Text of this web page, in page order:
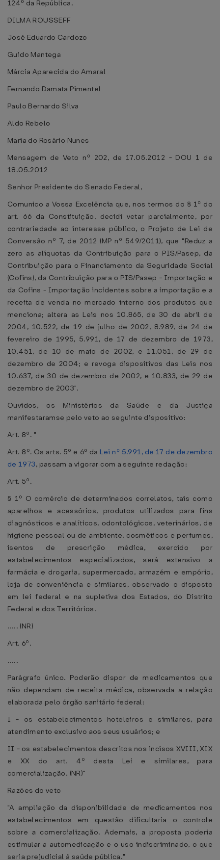
124º da República.
DILMA ROUSSEFF
José Eduardo Cardozo
Guido Mantega
Márcia Aparecida do Amaral
Fernando Damata Pimentel
Paulo Bernardo Silva
Aldo Rebelo
Maria do Rosário Nunes
Mensagem de Veto nº 202, de 17.05.2012 - DOU 1 de
18.05.2012
Senhor Presidente do Senado Federal,
Comunico a Vossa Excelência que, nos termos do § 1º do
art. 66 da Constituição, decidi vetar parcialmente, por
contrariedade ao interesse público, o Projeto de Lei de
Conversão nº 7, de 2012 (MP nº 549/2011), que "Reduz a
zero as alíquotas da Contribuição para o PIS/Pasep, da
Contribuição para o Financiamento da Seguridade Social
(Cofins), da Contribuição para o PIS/Pasep - Importação e
da Cofins - Importação incidentes sobre a importação e a
receita de venda no mercado interno dos produtos que
menciona; altera as Leis nos 10.865, de 30 de abril de
2004, 10.522, de 19 de julho de 2002, 8.989, de 24 de
fevereiro de 1995, 5.991, de 17 de dezembro de 1973,
10.451, de 10 de maio de 2002, e 11.051, de 29 de
dezembro de 2004; e revoga dispositivos das Leis nos
10.637, de 30 de dezembro de 2002, e 10.833, de 29 de
dezembro de 2003".
Ouvidos, os Ministérios da Saúde e da Justiça
manifestaramse pelo veto ao seguinte dispositivo:
Art. 8º. "
Art. 8º. Os arts. 5º e 6º da Lei nº 5.991, de 17 de dezembro
de 1973, passam a vigorar com a seguinte redação:
Art. 5º.
§ 1º O comércio de determinados correlatos, tais como
aparelhos e acessórios, produtos utilizados para fins
diagnósticos e analíticos, odontológicos, veterinários, de
higiene pessoal ou de ambiente, cosméticos e perfumes,
isentos de prescrição médica, exercido por
estabelecimentos especializados, será extensivo a
farmácia e drogaria, supermercado, armazém e empório,
loja de conveniência e similares, observado o disposto
em lei federal e na supletiva dos Estados, do Distrito
Federal e dos Territórios.
..... (NR)
Art. 6º.
.....
Parágrafo único. Poderão dispor de medicamentos que
não dependam de receita médica, observada a relação
elaborada pelo órgão sanitário federal:
I - os estabelecimentos hoteleiros e similares, para
atendimento exclusivo aos seus usuários; e
II - os estabelecimentos descritos nos incisos XVIII, XIX
e XX do art. 4º desta Lei e similares, para
comercialização. (NR)"
Razões do veto
"A ampliação da disponibilidade de medicamentos nos
estabelecimentos em questão dificultaria o controle
sobre a comercialização. Ademais, a proposta poderia
estimular a automedicação e o uso indiscriminado, o que
seria prejudicial à saúde pública."